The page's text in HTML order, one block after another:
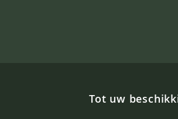
Tot uw